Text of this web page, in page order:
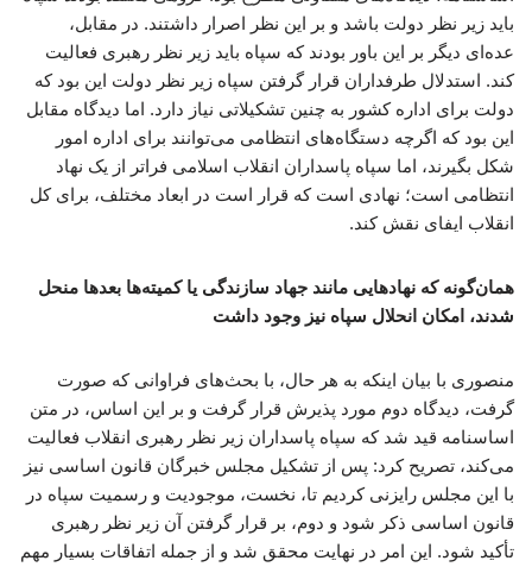
باید زیر نظر دولت باشد و بر این نظر اصرار داشتند. در مقابل،
عده‌ای دیگر بر این باور بودند که سپاه باید زیر نظر رهبری فعالیت
کند. استدلال طرفداران قرار گرفتن سپاه زیر نظر دولت این بود که
دولت برای اداره کشور به چنین تشکیلاتی نیاز دارد. اما دیدگاه مقابل
این بود که اگرچه دستگاه‌های انتظامی می‌توانند برای اداره امور
شکل بگیرند، اما سپاه پاسداران انقلاب اسلامی فراتر از یک نهاد
انتظامی است؛ نهادی است که قرار است در ابعاد مختلف، برای کل
انقلاب ایفای نقش کند.
همان‌گونه که نهادهایی مانند جهاد سازندگی یا کمیته‌ها بعدها منحل
شدند، امکان انحلال سپاه نیز وجود داشت
منصوری با بیان اینکه به هر حال، با بحث‌های فراوانی که صورت
گرفت، دیدگاه دوم مورد پذیرش قرار گرفت و بر این اساس، در متن
اساسنامه قید شد که سپاه پاسداران زیر نظر رهبری انقلاب فعالیت
می‌کند، تصریح کرد: پس از تشکیل مجلس خبرگان قانون اساسی نیز
با این مجلس رایزنی کردیم تا، نخست، موجودیت و رسمیت سپاه در
قانون اساسی ذکر شود و دوم، بر قرار گرفتن آن زیر نظر رهبری
تأکید شود. این امر در نهایت محقق شد و از جمله اتفاقات بسیار مهم